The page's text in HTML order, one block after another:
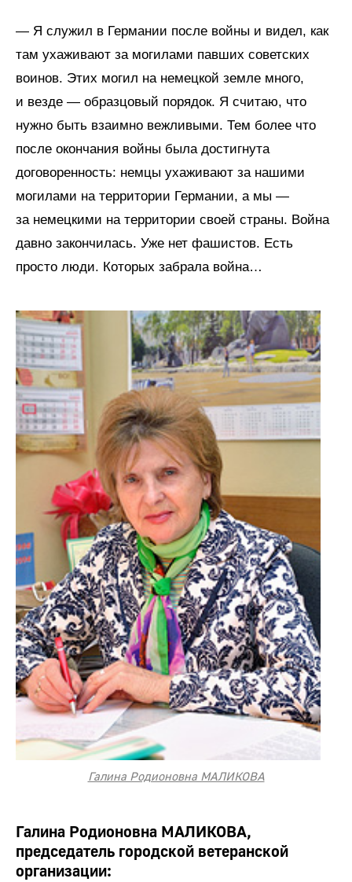
— Я служил в Германии после войны и видел, как
там ухаживают за могилами павших советских
воинов. Этих могил на немецкой земле много,
и везде — образцовый порядок. Я считаю, что
нужно быть взаимно вежливыми. Тем более что
после окончания войны была достигнута
договоренность: немцы ухаживают за нашими
могилами на территории Германии, а мы —
за немецкими на территории своей страны. Война
давно закончилась. Уже нет фашистов. Есть
просто люди. Которых забрала война…
Галина Родионовна МАЛИКОВА
Галина Родионовна МАЛИКОВА,
председатель городской ветеранской
организации: